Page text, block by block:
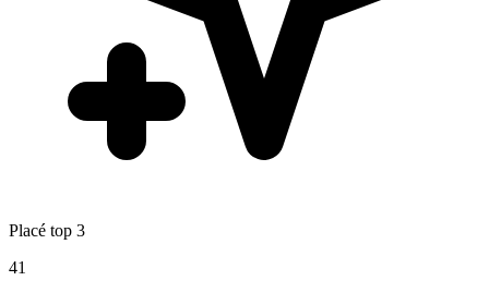
Placé top 3
41